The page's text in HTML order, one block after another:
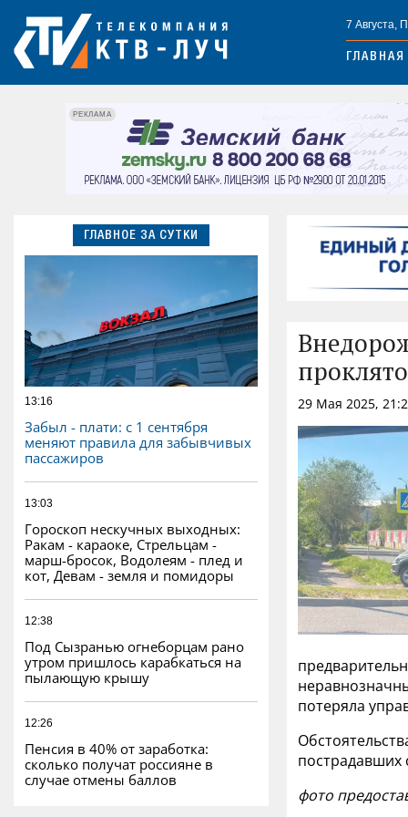
7 Августа,
ГЛАВНАЯ
РЕКЛАМА
ГЛАВНОЕ ЗА СУТКИ
13:16
Забыл - плати: с 1 сентября
меняют правила для забывчивых
пассажиров
13:03
Гороскоп нескучных выходных:
Ракам - караоке, Стрельцам -
марш-бросок, Водолеям - плед и
кот, Девам - земля и помидоры
12:38
Под Сызранью огнеборцам рано
утром пришлось карабкаться на
пылающую крышу
12:26
Пенсия в 40% от заработка:
сколько получат россияне в
случае отмены баллов
29 Мая 2025,
потеряла
пострадавших
фото